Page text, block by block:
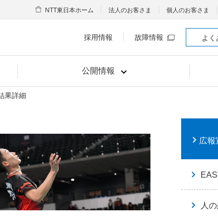
公開情報
NTT東日本ホーム 法人のお客さま 個人のお客さま
採用情報 故障情報 よく
果詳細
広報
人